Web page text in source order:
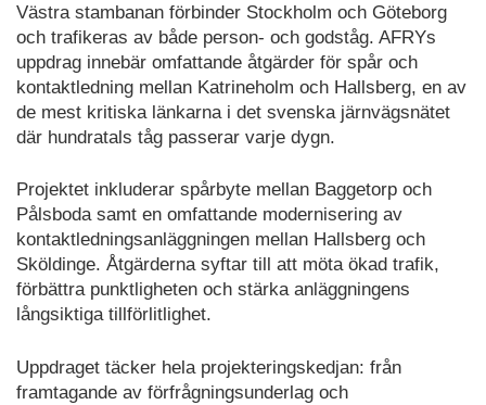
Västra stambanan förbinder Stockholm och Göteborg
och trafikeras av både person- och godståg. AFRYs
uppdrag innebär omfattande åtgärder för spår och
kontaktledning mellan Katrineholm och Hallsberg, en av
de mest kritiska länkarna i det svenska järnvägsnätet
där hundratals tåg passerar varje dygn.
Projektet inkluderar spårbyte mellan Baggetorp och
Pålsboda samt en omfattande modernisering av
kontaktledningsanläggningen mellan Hallsberg och
Sköldinge. Åtgärderna syftar till att möta ökad trafik,
förbättra punktligheten och stärka anläggningens
långsiktiga tillförlitlighet.
Uppdraget täcker hela projekteringskedjan: från
framtagande av förfrågningsunderlag och